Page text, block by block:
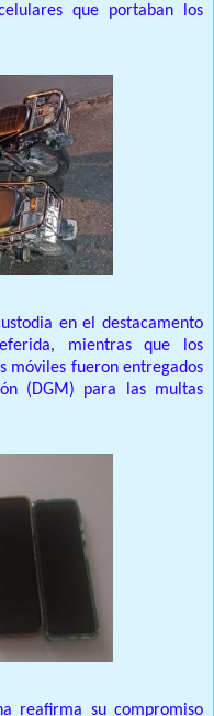
que portaban los
en el destacamento
mientras que los
móviles fueron entregados
(DGM) para las multas
reafirma su compromiso